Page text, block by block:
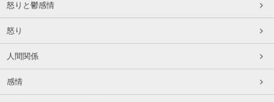
怒りと鬱感情
怒り
人間関係
感情